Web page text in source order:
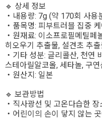
🔹 상세 정보
・내용량: 7g (약 170회 사용
・품목명: 피부트러블 집중
・원재료: 이소프로필메틸페
히오우기 추출물, 설견초 추
・기타 성분: 글리콜산, 천연
스테아릴알코올, 세타놀, 구
・원산지: 일본
🔹 보관방법
・직사광선 및 고온다습한
・어린이의 손이 닿지 않는